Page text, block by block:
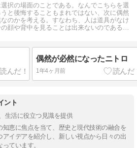
択の場面のことである。なんでこちらを選
と後悔することもまれではない、次に偶然
のかを考える。すなわち、人は道具がなけ
顔や背中を見ることは出来ないのである。
偶然が必然になったニトロ
1年4ヶ月前
ント
生活に役立つ見識を提供
知恵に焦点を当て、歴史と現代技術の融合を
イデアを紹介し、新しい視点から日々の出
ています。